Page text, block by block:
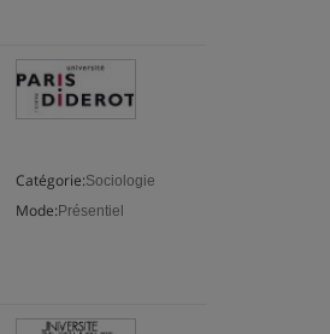
Catégorie:Sociologie
Mode: Présentiel